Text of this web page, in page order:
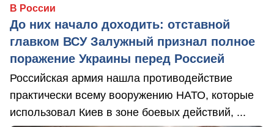
В России
До них начало доходить: отставной
главком ВСУ Залужный признал полное
поражение Украины перед Россией
Российская армия нашла противодействие
практически всему вооружению НАТО, которые
использовал Киев в зоне боевых действий, ...